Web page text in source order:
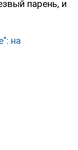
парень, и
на